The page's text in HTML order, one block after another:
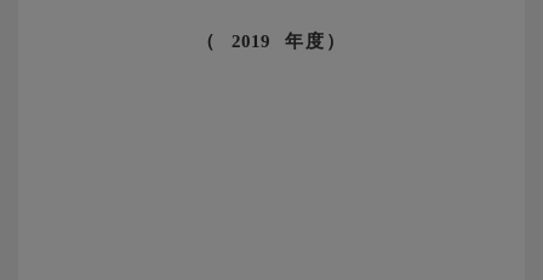
（ 2019 年度）